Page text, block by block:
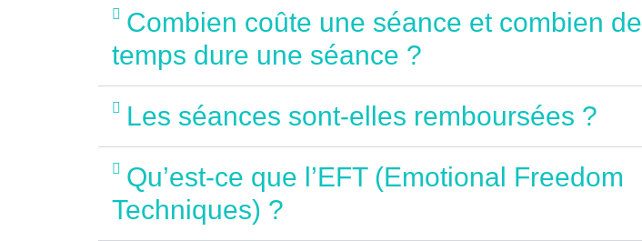
Combien coûte une séance et combien de
temps dure une séance ?
Les séances sont-elles remboursées ?
Qu’est-ce que l’EFT (Emotional Freedom
Techniques) ?